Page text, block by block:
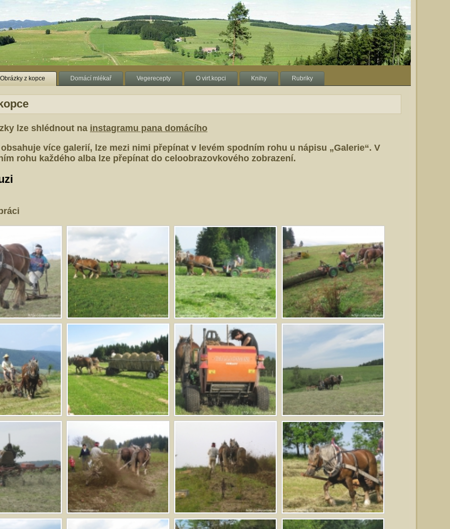
Obrázky z kopce Domácí mlékař Vegerecepty O virt.kopci Knihy Rubriky
lze shlédnout na instagramu pana domácího
více galerií, lze mezi nimi přepínat v levém spodním rohu u nápisu „Galerie“. V
rohu každého alba lze přepínat do celoobrazovkového zobrazení.